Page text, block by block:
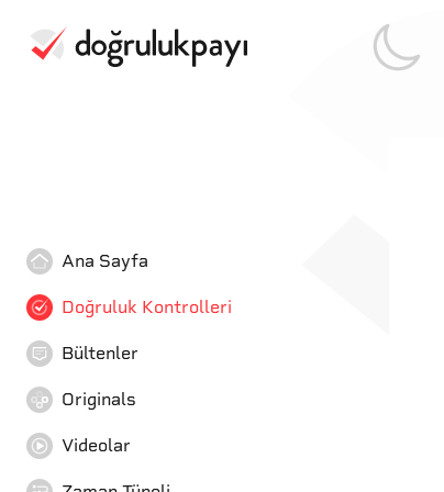
Ana Sayfa
Doğruluk Kontrolleri
Bültenler
Originals
Videolar